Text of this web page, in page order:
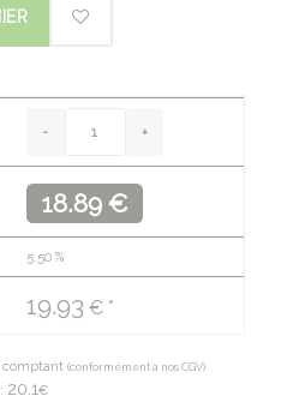
18.89 €
5.50 %
19.93 € *
comptant (conformément à nos CGV)
20.1€